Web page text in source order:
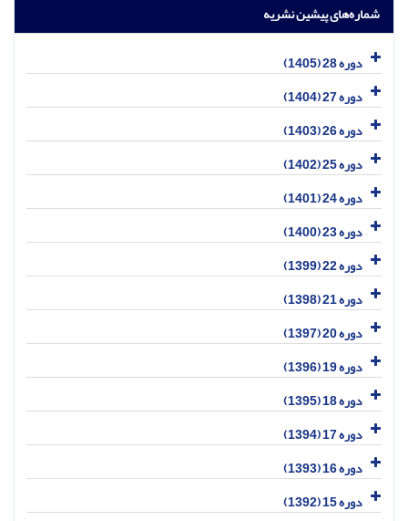
شماره‌های پیشین نشریه
دوره 28 (1405)
دوره 27 (1404)
دوره 26 (1403)
دوره 25 (1402)
دوره 24 (1401)
دوره 23 (1400)
دوره 22 (1399)
دوره 21 (1398)
دوره 20 (1397)
دوره 19 (1396)
دوره 18 (1395)
دوره 17 (1394)
دوره 16 (1393)
دوره 15 (1392)